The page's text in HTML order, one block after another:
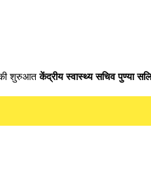
शुरुआतकेंद्रीय स्वास्थ्य सचिव पुण्या